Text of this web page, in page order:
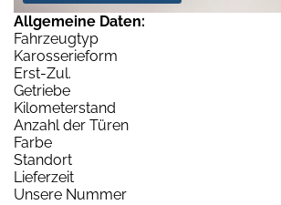
Allgemeine Daten:
Fahrzeugtyp
Karosserieform
Erst-Zul.
Getriebe
Kilometerstand
Anzahl der Türen
Farbe
Standort
Lieferzeit
Unsere Nummer